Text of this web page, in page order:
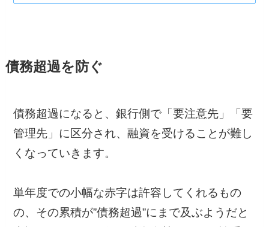
債務超過を防ぐ
債務超過になると、銀行側で「要注意先」「要
管理先」に区分され、融資を受けることが難し
くなっていきます。
単年度での小幅な赤字は許容してくれるもの
の、その累積が”債務超過”にまで及ぶようだと